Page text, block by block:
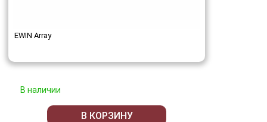
EWIN Array
В наличии
В КОРЗИНУ